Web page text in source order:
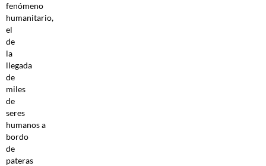
fenómeno
humanitario,
el
de
la
llegada
de
miles
de
seres
humanos a
bordo
de
pateras